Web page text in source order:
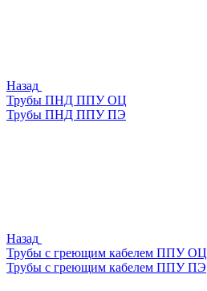
Назад
Трубы ПНД ППУ ОЦ
Трубы ПНД ППУ ПЭ
Назад
Трубы с греющим кабелем ППУ ОЦ
Трубы с греющим кабелем ППУ ПЭ